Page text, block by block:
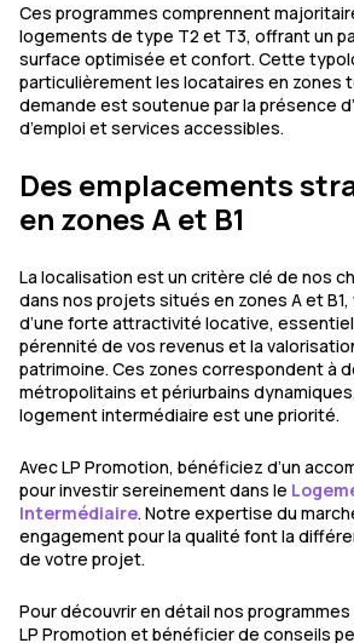
Ces programmes comprennent
logements de type T2 et T3, offrant un
surface optimisée et confort. Cette
particulièrement les locataires en zones
demande est soutenue par la présence
d’emploi et services accessibles.
Des emplacements
en zones A et B1
La localisation est un critère clé de nos
dans nos projets situés en zones A et
d’une forte attractivité locative,
pérennité de vos revenus et la
patrimoine. Ces zones correspondent à
métropolitains et périurbains
logement intermédiaire est une priorité.
Avec LP Promotion, bénéficiez d’un
pour investir sereinement dans le
Intermédiaire. Notre expertise du
engagement pour la qualité font la
de votre projet.
Pour découvrir en détail nos programmes
LP Promotion et bénéficier de conseils